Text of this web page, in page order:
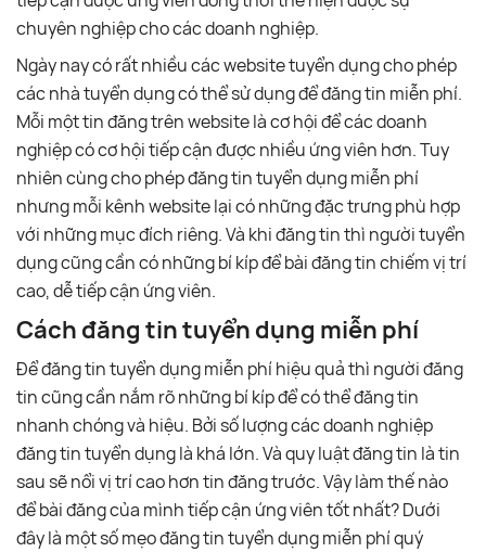
chuyên nghiệp cho các doanh nghiệp.
Ngày nay có rất nhiều các website tuyển dụng cho phép
các nhà tuyển dụng có thể sử dụng để đăng tin miễn phí.
Mỗi một tin đăng trên website là cơ hội để các doanh
nghiệp có cơ hội tiếp cận được nhiều ứng viên hơn. Tuy
nhiên cùng cho phép đăng tin tuyển dụng miễn phí
nhưng mỗi kênh website lại có những đặc trưng phù hợp
với những mục đích riêng. Và khi đăng tin thì người tuyển
dụng cũng cần có những bí kíp để bài đăng tin chiếm vị trí
cao, dễ tiếp cận ứng viên.
Cách đăng tin tuyển dụng miễn phí
Để đăng tin tuyển dụng miễn phí hiệu quả thì người đăng
tin cũng cần nắm rõ những bí kíp để có thể đăng tin
nhanh chóng và hiệu. Bởi số lượng các doanh nghiệp
đăng tin tuyển dụng là khá lớn. Và quy luật đăng tin là tin
sau sẽ nổi vị trí cao hơn tin đăng trước. Vậy làm thế nào
để bài đăng của mình tiếp cận ứng viên tốt nhất? Dưới
đây là một số mẹo đăng tin tuyển dụng miễn phí quý